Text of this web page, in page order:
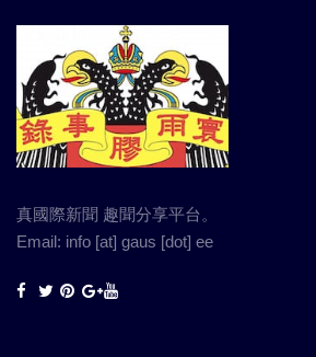
真國際新聞 趣聞分享平台。
Email: info [at] gaus [dot] ee